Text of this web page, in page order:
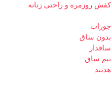
کفش روزمره و راحتی زنانه
جوراب
بدون ساق
ساقدار
نیم ساق
هدبند